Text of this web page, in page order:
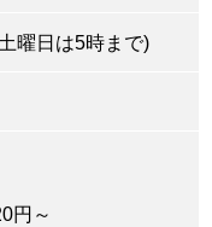
曜日は5時まで)
円～